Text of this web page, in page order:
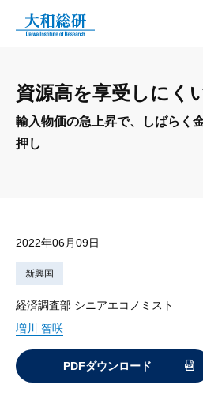
資源高を享受しにく
輸入物価の急上昇で、しばらく
押し
2022年06月09日
新興国
経済調査部 シニアエコノミスト
増川 智咲
PDFダウンロード